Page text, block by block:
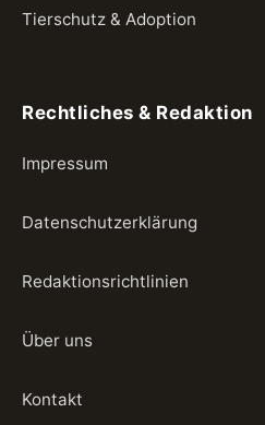
Tierschutz & Adoption
Rechtliches & Redaktion
Impressum
Datenschutzerklärung
Redaktionsrichtlinien
Über uns
Kontakt